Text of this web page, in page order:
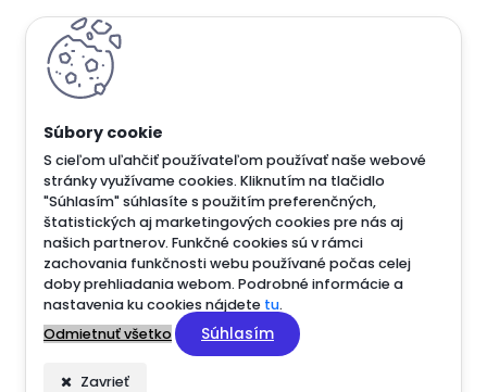
S cieľom uľahčiť používateľom používať naše webové
stránky využívame cookies. Kliknutím na tlačidlo
"Súhlasím" súhlasíte s použitím preferenčných,
štatistických aj marketingových cookies pre nás aj
našich partnerov. Funkčné cookies sú v rámci
zachovania funkčnosti webu používané počas celej
doby prehliadania webom. Podrobné informácie a
nastavenia ku cookies nájdete tu.
Odmietnuť všetko
Súhlasím
Zavrieť
<script src="https://static.elfsight.com/platform/
<script src="https://static.elfsight.com/platform/
<script src="https://static.elfsight.com/platform/